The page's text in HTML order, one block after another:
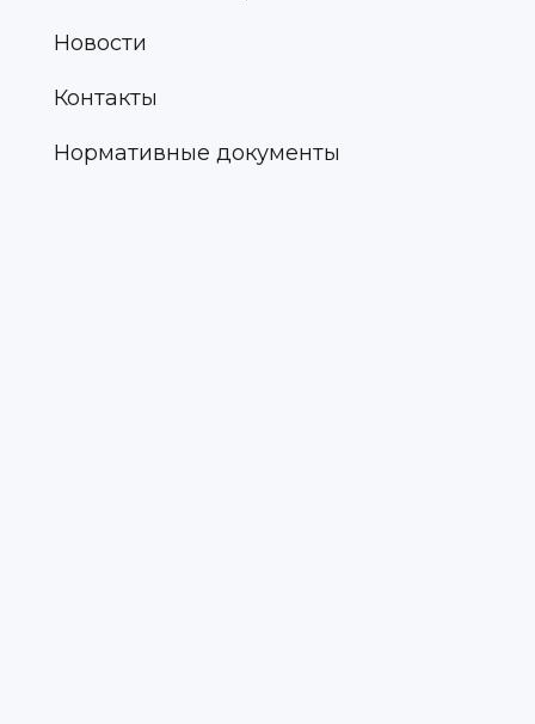
Новости
Контакты
Нормативные документы